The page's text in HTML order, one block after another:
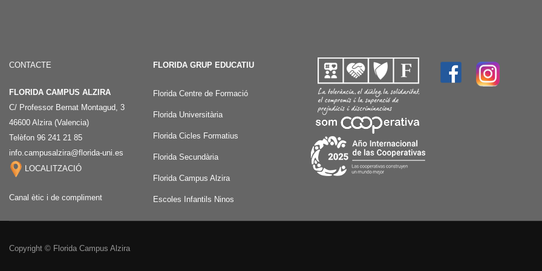
CONTACTE
FLORIDA CAMPUS ALZIRA
C/ Professor Bernat Montagud, 3
46600 Alzira (Valencia)
Telèfon 96 241 21 85
info.campusalzira@florida-uni.es
LOCALITZACIÓ
Canal ètic i de compliment
FLORIDA GRUP EDUCATIU
Florida Centre de Formació
Florida Universitària
Florida Cicles Formatius
Florida Secundària
Florida Campus Alzira
Escoles Infantils Ninos
Copyright © Florida Campus Alzira